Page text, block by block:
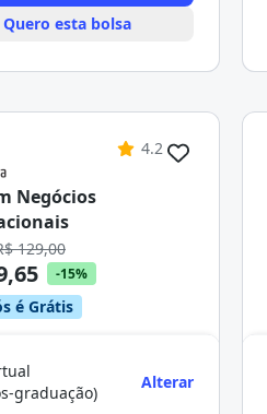
Quero esta bolsa
4.2
Negócios
129,00
-15%
é Grátis
graduação)
Alterar